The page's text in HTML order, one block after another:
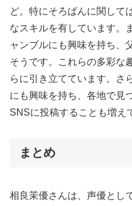
ど。特にそろばんに関して
なスキルを有しています。
ャンブルにも興味を持ち、
そうです。これらの多彩な
らに引き立てています。さ
にも興味を持ち、各地で見
SNSに投稿することも増え
まとめ
相良茉優さんは、声優とし